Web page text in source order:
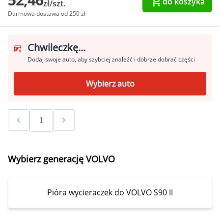
zł/szt.
Darmowa dostawa od 250 zł
Chwileczkę...
Dodaj swoje auto, aby szybciej znaleźć i dobrze dobrać części
Wybierz auto
Wybierz generację VOLVO
Pióra wycieraczek do VOLVO S90 II